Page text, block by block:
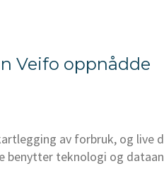
Veifo oppnådde
av forbruk, og live
benytter teknologi og